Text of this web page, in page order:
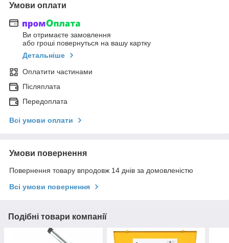
Умови оплати
Ви отримаєте замовлення
або гроші повернуться на вашу картку
Детальніше
Оплатити частинами
Післяплата
Передоплата
Всі умови оплати
Умови повернення
Повернення товару впродовж 14 днів за домовленістю
Всі умови повернення
Подібні товари компанії